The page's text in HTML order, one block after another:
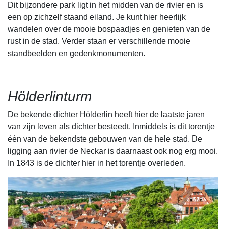
Dit bijzondere park ligt in het midden van de rivier en is
een op zichzelf staand eiland. Je kunt hier heerlijk
wandelen over de mooie bospaadjes en genieten van de
rust in de stad. Verder staan er verschillende mooie
standbeelden en gedenkmonumenten.
Hölderlinturm
De bekende dichter Hölderlin heeft hier de laatste jaren
van zijn leven als dichter besteedt. Inmiddels is dit torentje
één van de bekendste gebouwen van de hele stad. De
ligging aan rivier de Neckar is daarnaast ook nog erg mooi.
In 1843 is de dichter hier in het torentje overleden.